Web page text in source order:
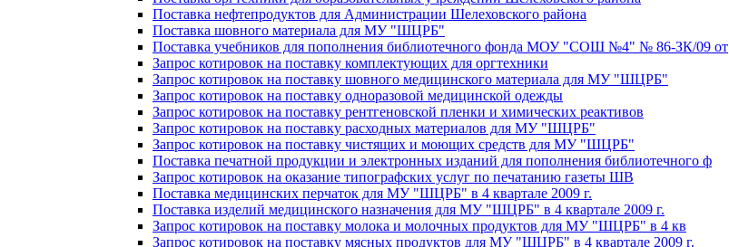
Поставка нефтепродуктов для Администрации Шелеховского района
Поставка шовного материала для МУ "ШЦРБ"
Поставка учебников для пополнения библиотечного фонда МОУ "СОШ №4" № 86-ЗК/09 от
Запрос котировок на поставку комплектующих для оргтехники
Запрос котировок на поставку шовного медицинского материала для МУ "ШЦРБ"
Запрос котировок на поставку одноразовой медицинской одежды
Запрос котировок на поставку рентгеновской пленки и химических реактивов
Запрос котировок на поставку расходных материалов для МУ "ШЦРБ"
Запрос котировок на поставку чистящих и моющих средств для МУ "ШЦРБ"
Поставка печатной продукции и электронных изданий для пополнения библиотечного ф
Запрос котировок на оказание типографских услуг по печатанию газеты ШВ
Поставка медицинских перчаток для МУ "ШЦРБ" в 4 квартале 2009 г.
Поставка изделий медицинского назначения для МУ "ШЦРБ" в 4 квартале 2009 г.
Запрос котировок на поставку молока и молочных продуктов для МУ "ШЦРБ" в 4 кв
Запрос котировок на поставку мясных продуктов для МУ "ШЦРБ" в 4 квартале 2009 г.